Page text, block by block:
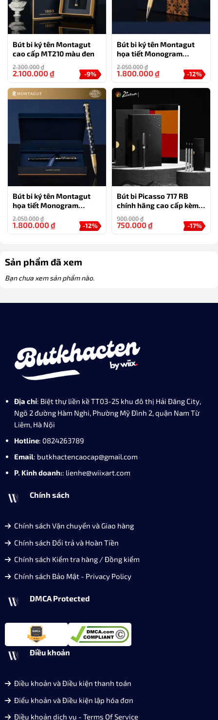
Bút bi ký tên Montagut
cao cấp MT210 màu đen
2.300.000₫
-9%
2.100.000₫
Bút bi ký tên Montagut
họa tiết Monogram
MT810 cao cấp (màu đen)
2.050.000₫
-12%
1.800.000₫
Bút bi ký tên Montagut
họa tiết Monogram
MT810 màu xanh cao cấp
2.050.000₫
-12%
1.800.000₫
Bút bi Picasso 717 RB
chính hãng cao cấp kèm
hộp và túi – quà tặng cho
doanh nhân
900.000₫
-17%
750.000₫
Sản phẩm đã xem
Bạn chưa xem sản phẩm nào.
Địa chỉ: Biệt thự liền kề TT03-25 khu đô thị Hải Đăng City,
Ngõ 2 đường Hàm Nghi, Phường Mỹ Đình 2, quận Nam Từ
Liêm, Hà Nội
Hotline: 0824263789
Email: butkhactencaocap@gmail.com
P. Kinh doanh:: lienhe@wiixart.com
Chính sách
Chính sách Vận chuyển và Giao hàng
Chính sách Đổi trả và Hoàn Tiền
Chính sách Kiểm tra hàng / Đồng kiểm
Chính sách Bảo Mật - Privacy Policy
DMCA Protected
Điều khoản
Điều khoản và Điều kiện thanh toán
Điểu khoản và Điều kiện lập hóa đơn
Điều khoản dịch vụ - Terms Of Service